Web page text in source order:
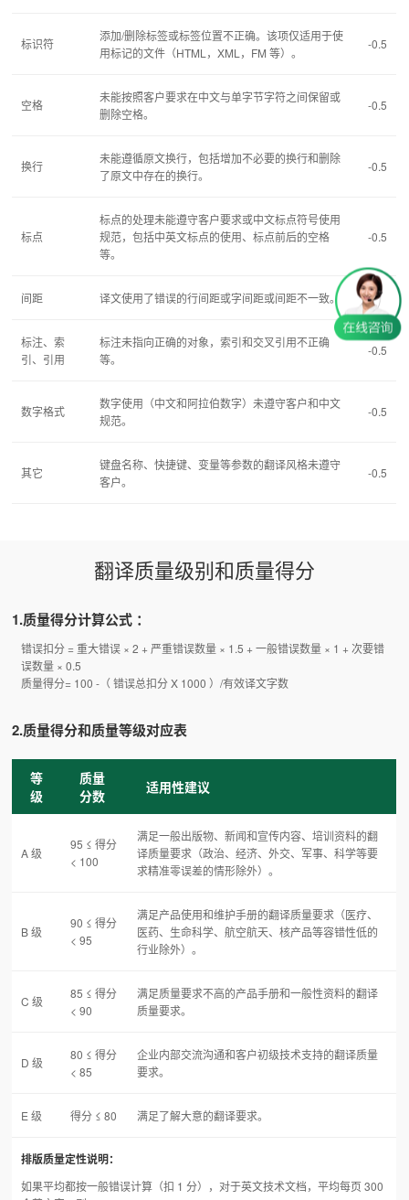
标识符
添加/删除标签或标签位置不正确。该项仅适用于使
用标记的文件（HTML，XML，FM 等）。
-0.5
空格
未能按照客户要求在中文与单字节字符之间保留或
删除空格。
-0.5
换行
未能遵循原文换行，包括增加不必要的换行和删除
了原文中存在的换行。
-0.5
标点
标点的处理未能遵守客户要求或中文标点符号使用
规范，包括中英文标点的使用、标点前后的空格
等。
-0.5
间距 译文使用了错误的行间距或字间距或间距不一致。 -0.5
标注、索
引、引用
标注未指向正确的对象，索引和交叉引用不正确
等。
-0.5
数字格式
数字使用（中文和阿拉伯数字）未遵守客户和中文
规范。
-0.5
其它
键盘名称、快捷键、变量等参数的翻译风格未遵守
客户。
-0.5
翻译质量级别和质量得分
1.质量得分计算公式 ：
错误扣分 = 重大错误 × 2 + 严重错误数量 × 1.5 + 一般错误数量 × 1 + 次要错
误数量 × 0.5
质量得分= 100 -（ 错误总扣分 X 1000 ）/有效译文字数
2.质量得分和质量等级对应表
等
级
质量
分数
适用性建议
A 级
95 ≤ 得分
< 100
满足一般出版物、新闻和宣传内容、培训资料的翻
译质量要求（政治、经济、外交、军事、科学等要
求精准零误差的情形除外）。
B 级
90 ≤ 得分
< 95
满足产品使用和维护手册的翻译质量要求（医疗、
医药、生命科学、航空航天、核产品等容错性低的
行业除外）。
C 级
85 ≤ 得分
< 90
满足质量要求不高的产品手册和一般性资料的翻译
质量要求。
D 级
80 ≤ 得分
< 85
企业内部交流沟通和客户初级技术支持的翻译质量
要求。
E 级 得分 ≤ 80 满足了解大意的翻译要求。
排版质量定性说明：
如果平均都按一般错误计算（扣 1 分），对于英文技术文档，平均每页 300